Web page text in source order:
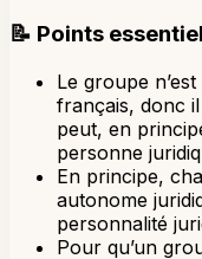
📝 Points
Le groupe
français, donc
peut, en
personne
En principe,
autonome
personnalité
Pour qu’un